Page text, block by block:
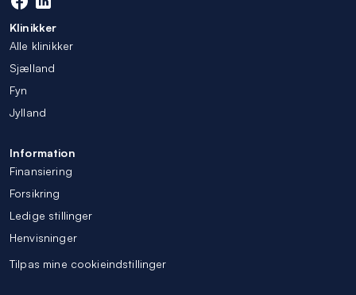
Klinikker
Alle klinikker
Sjælland
Fyn
Jylland
Information
Finansiering
Forsikring
Ledige stillinger
Henvisninger
Tilpas mine cookieindstillinger